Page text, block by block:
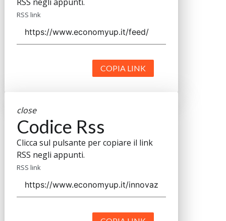
RSS link
COPIA LINK
close
Codice Rss
Clicca sul pulsante per copiare il link
RSS negli appunti.
RSS link